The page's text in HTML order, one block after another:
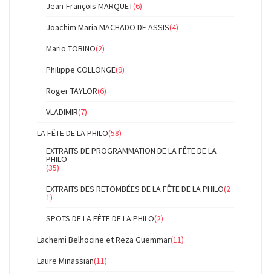
Jean-François MARQUET(6)
Joachim Maria MACHADO DE ASSIS(4)
Mario TOBINO(2)
Philippe COLLONGE(9)
Roger TAYLOR(6)
VLADIMIR(7)
LA FÊTE DE LA PHILO(58)
EXTRAITS DE PROGRAMMATION DE LA FÊTE DE LA
PHILO
(35)
EXTRAITS DES RETOMBÉES DE LA FÊTE DE LA PHILO(2
1)
SPOTS DE LA FÊTE DE LA PHILO(2)
Lachemi Belhocine et Reza Guemmar(11)
Laure Minassian(11)